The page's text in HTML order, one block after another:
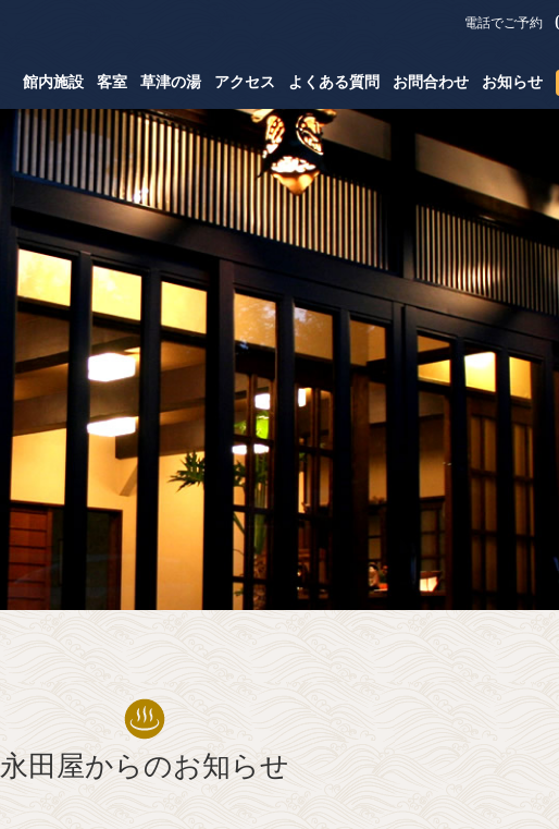
電話でご予約
館内施設 客室 草津の湯 アクセス よくある質問 お問合わせ お知らせ
永田屋からのお知らせ